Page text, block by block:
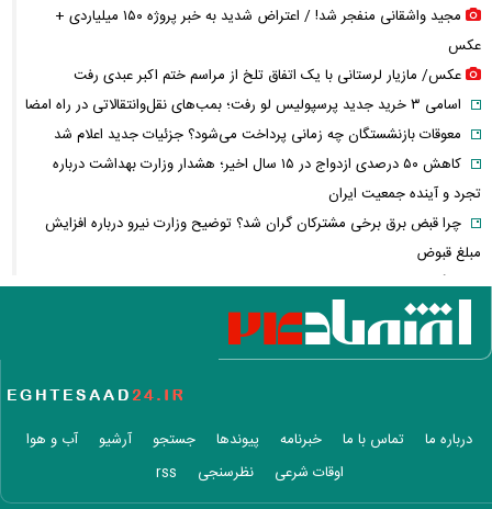
مجید واشقانی منفجر شد! / اعتراض شدید به خبر پروژه ۱۵۰ میلیاردی +
عکس
عکس/ مازیار لرستانی با یک اتفاق تلخ از مراسم ختم اکبر عبدی رفت
اسامی ۳ خرید جدید پرسپولیس لو رفت؛ بمب‌های نقل‌وانتقالاتی در راه امضا
معوقات بازنشستگان چه زمانی پرداخت می‌شود؟ جزئیات جدید اعلام شد
کاهش ۵۰ درصدی ازدواج در ۱۵ سال اخیر؛ هشدار وزارت بهداشت درباره
تجرد و آینده جمعیت ایران
چرا قبض برق برخی مشترکان گران شد؟ توضیح وزارت نیرو درباره افزایش
مبلغ قبوض
جنگ ایران، سود میلیاردی نفتی‌ها؛ چه کسانی از بحران انرژی سود می‌برند؟
مذاکرات ایران و آمریکا دوباره خبرساز شد؛ ونس چه گفت؟
وقتی درمان خصوصی لوکس می‌شود؛ سهم هزینه‌های پزشکی از حقوق مردم
بازار سهام جان گرفت؛ نقدینگی چرا دوباره به بورس برگشت؟
تنگه هرمز دوباره جنجالی شد/ انتقاد شریعتمداری از مذاکرات ایران و عمان
کشتی عربستان هدف موشک بالستیک قرار گرفت
درباره ما تماس با ما خبرنامه پیوندها جستجو آرشیو
آب و هوا
اوقات شرعی
نظرسنجی rss